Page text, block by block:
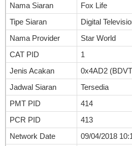
Nama Siaran
Fox Life
Tipe Siaran
Digital
Nama Provider
Star World
CAT PID
1
Jenis Acakan
0x4AD2
Jadwal Siaran
Tersedia
PMT PID
414
PCR PID
413
Network Date
09/04/2018